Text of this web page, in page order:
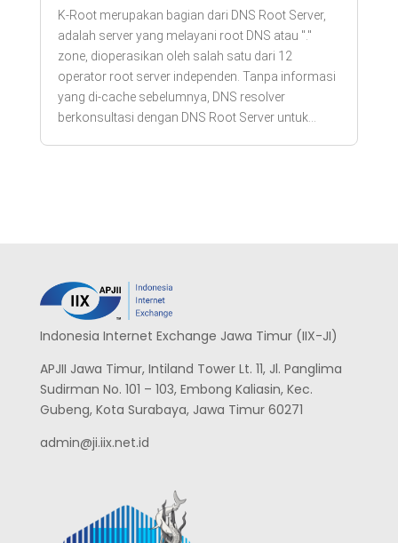
K-Root merupakan bagian dari DNS Root Server,
adalah server yang melayani root DNS atau "."
zone, dioperasikan oleh salah satu dari 12
operator root server independen. Tanpa informasi
yang di-cache sebelumnya, DNS resolver
berkonsultasi dengan DNS Root Server untuk...
Indonesia Internet Exchange Jawa Timur (IIX-JI)
APJII Jawa Timur, Intiland Tower Lt. 11, Jl. Panglima
Sudirman No. 101 – 103, Embong Kaliasin, Kec.
Gubeng, Kota Surabaya, Jawa Timur 60271
admin@ji.iix.net.id